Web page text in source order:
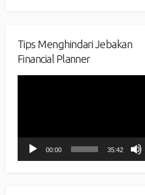
Tips Menghindari Jebakan
Financial Planner
00:00 35:42